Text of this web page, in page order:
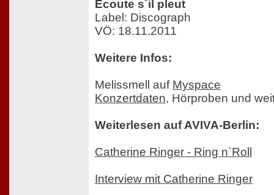
Ecoute s´il pleut
Label: Discograph
VÖ: 18.11.2011
Weitere Infos:
Melissmell auf Myspace
Konzertdaten, Hörproben und
Weiterlesen auf AVIVA-Berlin:
Catherine Ringer - Ring n`Roll
Interview mit Catherine Ringer